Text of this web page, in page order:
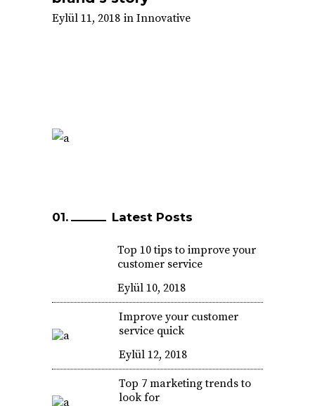
Eylül 11, 2018 in Innovative
Latest Posts
Top 10 tips to improve your
customer service
Eylül 10, 2018
Improve your customer
service quick
Eylül 12, 2018
Top 7 marketing trends to
look for